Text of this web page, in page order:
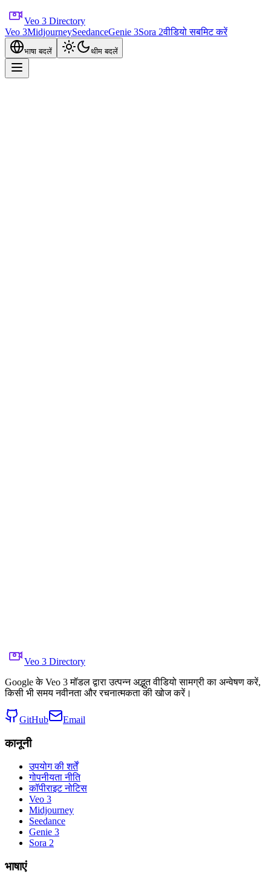
Veo 3 Directory
Veo 3MidjourneySeedanceGenie 3Sora 2वीडियो सबमिट करें
भाषा बदलें थीम बदलें
Veo 3 Directory
Google के Veo 3 मॉडल द्वारा उत्पन्न अद्भुत वीडियो सामग्री का अन्वेषण करें,
किसी भी समय नवीनता और रचनात्मकता की खोज करें।
GitHub Email
कानूनी
उपयोग की शर्तें
गोपनीयता नीति
कॉपीराइट नोटिस
Veo 3
Midjourney
Seedance
Genie 3
Sora 2
भाषाएं